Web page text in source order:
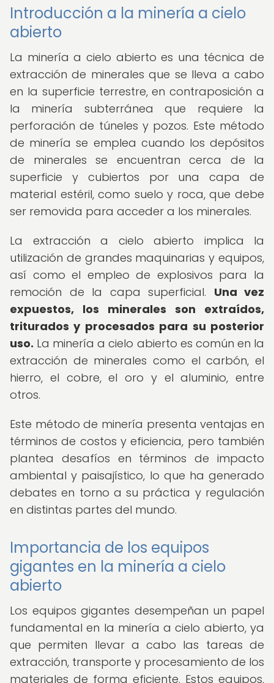
Introducción a la minería a cielo
abierto
La minería a cielo abierto es una técnica de
extracción de minerales que se lleva a cabo
en la superficie terrestre, en contraposición a
la minería subterránea que requiere la
perforación de túneles y pozos. Este método
de minería se emplea cuando los depósitos
de minerales se encuentran cerca de la
superficie y cubiertos por una capa de
material estéril, como suelo y roca, que debe
ser removida para acceder a los minerales.
La extracción a cielo abierto implica la
utilización de grandes maquinarias y equipos,
así como el empleo de explosivos para la
remoción de la capa superficial. Una vez
expuestos, los minerales son extraídos,
triturados y procesados para su posterior
uso. La minería a cielo abierto es común en la
extracción de minerales como el carbón, el
hierro, el cobre, el oro y el aluminio, entre
otros.
Este método de minería presenta ventajas en
términos de costos y eficiencia, pero también
plantea desafíos en términos de impacto
ambiental y paisajístico, lo que ha generado
debates en torno a su práctica y regulación
en distintas partes del mundo.
Importancia de los equipos
gigantes en la minería a cielo
abierto
Los equipos gigantes desempeñan un papel
fundamental en la minería a cielo abierto, ya
que permiten llevar a cabo las tareas de
extracción, transporte y procesamiento de los
materiales de forma eficiente. Estos equipos,